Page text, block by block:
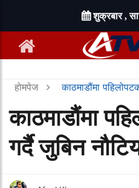
शुक्रबार ,
होमपेज काठमाडौंमा
काठमाडौंमा
गर्दै जुबिन